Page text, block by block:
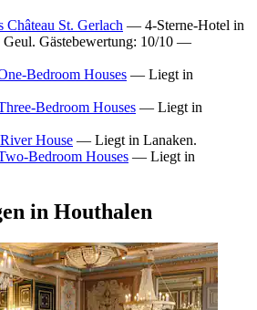
Château St. Gerlach — 4-Sterne-Hotel in
Geul. Gästebewertung: 10/10 —
Bedroom Houses — Liegt in
Bedroom Houses — Liegt in
House — Liegt in Lanaken.
Bedroom Houses — Liegt in
in Houthalen